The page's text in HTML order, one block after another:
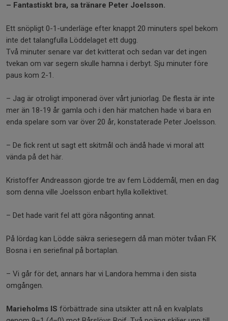
– Fantastiskt bra, sa tränare Peter Joelsson.
Ett snöpligt 0-1-underläge efter knappt 20 minuters spel bekom
inte det talangfulla Löddelaget ett dugg.
Två minuter senare var det kvitterat och sedan var det ingen
tvekan om var segern skulle hamna i derbyt. Sju minuter före
paus kom 2-1.
– Jag är otroligt imponerad över vårt juniorlag. De flesta är inte
mer än 18-19 år gamla och i den här matchen hade vi bara en
enda spelare som var över 20 år, konstaterade Peter Joelsson.
– De fick rent ut sagt ett skitmål och ändå hade vi moral att
vända på det här.
Kristoffer Andreasson gjorde tre av fem Löddemål, men en dag
som denna ville Joelsson enbart hylla kollektivet.
– Det hade varit fel att göra någonting annat.
På lördag kan Lödde säkra seriesegern då man möter tvåan FK
Bosna i en seriefinal på bortaplan.
– Vi går för det, annars har vi Landora hemma i den sista
omgången.
Marieholms IS förbättrade sina utsikter att nå en kvalplats